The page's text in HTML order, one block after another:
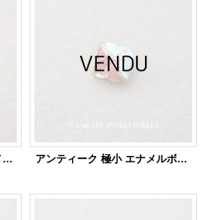
19世紀末 アンティーク エナメルボタン 薔薇 ハンドペイント マーカサイト＆グラスストーン 9mm アンティーク 極小 エナメルボタン 花模様 7mm ボルドー